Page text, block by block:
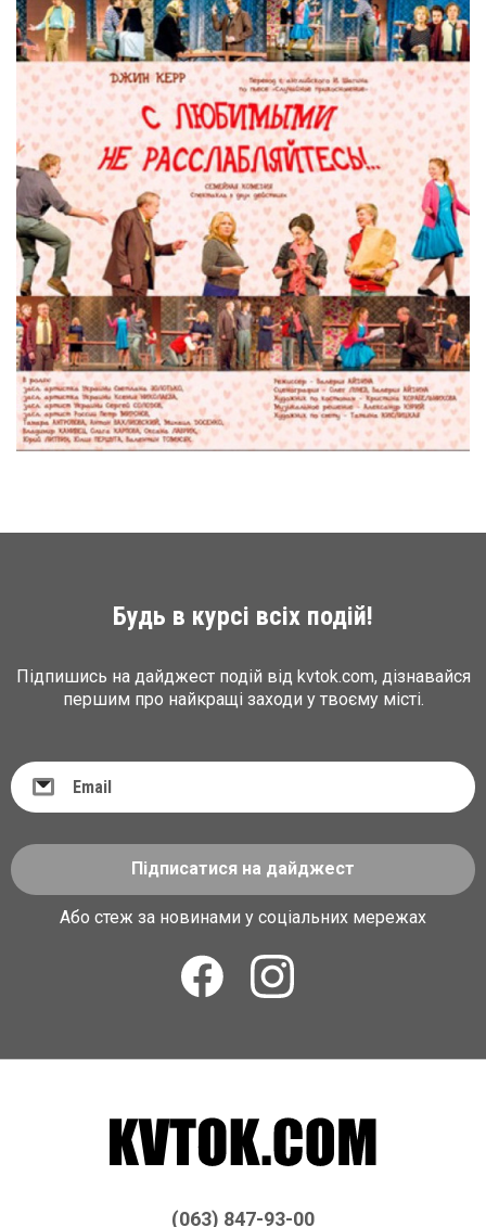
Будь в курсі всіх подій!
Підпишись на дайджест подій від kvtok.com, дізнавайся
першим про найкращі заходи у твоєму місті.
Підписатися на дайджест
Або стеж за новинами у соціальних мережах
(063) 847-93-00